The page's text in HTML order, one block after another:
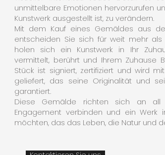
unmittelbare Emotionen hervorzurufen
Kunstwerk ausgestellt ist, zu verändern.
Mit dem Kauf eines Gemäldes aus
entscheiden Sie sich für weit mehr als
holen sich ein Kunstwerk in Ihr
vermittelt, berührt und Ihrem Zuhause
Stück ist signiert, zertifiziert und wird
geliefert, das seine Originalität und
garantiert.
Diese Gemälde richten sich an all
Engagement verbinden und ein Werk
möchten, das das Leben, die Natur und